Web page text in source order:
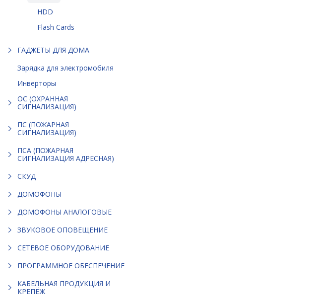
HDD
Flash Cards
ГАДЖЕТЫ ДЛЯ ДОМА
Зарядка для электромобиля
Инверторы
ОС (ОХРАННАЯ
СИГНАЛИЗАЦИЯ)
ПС (ПОЖАРНАЯ
СИГНАЛИЗАЦИЯ)
ПСА (ПОЖАРНАЯ
СИГНАЛИЗАЦИЯ АДРЕСНАЯ)
СКУД
ДОМОФОНЫ
ДОМОФОНЫ АНАЛОГОВЫЕ
ЗВУКОВОЕ ОПОВЕЩЕНИЕ
СЕТЕВОЕ ОБОРУДОВАНИЕ
ПРОГРАММНОЕ ОБЕСПЕЧЕНИЕ
КАБЕЛЬНАЯ ПРОДУКЦИЯ И
КРЕПЁЖ